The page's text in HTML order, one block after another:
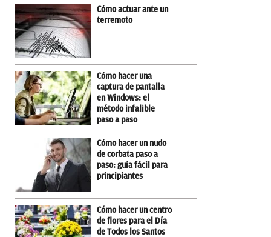
Cómo actuar ante un
terremoto
Cómo hacer una
captura de pantalla
en Windows: el
método infalible
paso a paso
Cómo hacer un nudo
de corbata paso a
paso: guía fácil para
principiantes
Cómo hacer un centro
de flores para el Día
de Todos los Santos